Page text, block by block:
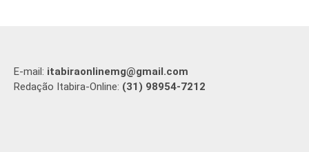
E-mail: itabiraonlinemg@gmail.com
Redação Itabira-Online: (31) 98954-7212